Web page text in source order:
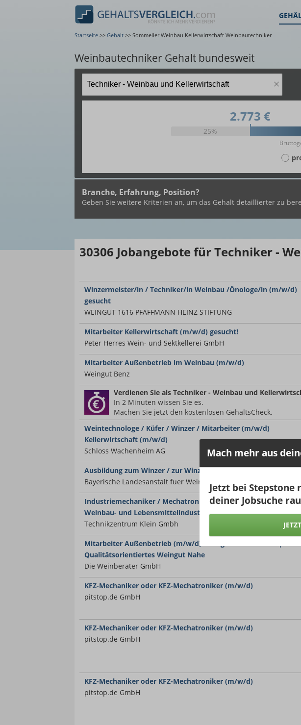
Startseite >> Gehalt >> Sommelier Weinbau Kellerwirtschaft Weinbautechniker
Weinbautechniker Gehalt bundesweit
×
2.773 €
25%
Branche, Erfahrung, Position?
Geben Sie weitere Kriterien an, um das Gehalt detaillierter zu
30306 Jobangebotefür Techniker -
Winzermeister/in / Techniker/in Weinbau /Önologe/in (m/w/d)
gesucht
WEINGUT 1616 PFAFFMANN HEINZ STIFTUNG
Mitarbeiter Kellerwirtschaft (m/w/d) gesucht!
Peter Herres Wein- und Sektkellerei GmbH
Mitarbeiter Außenbetrieb im Weinbau (m/w/d)
Weingut Benz
Verdienen Sie als Techniker - Weinbau und
In 2 Minuten wissen Sie es.
Machen Sie jetzt den kostenlosen GehaltsCheck.
Weintechnologe / Küfer / Winzer / Mitarbeiter (m/w/d)
Kellerwirtschaft (m/w/d)
Schloss Wachenheim AG
Ausbildung zum Winzer / zur Winzerin (w/m/d), Fachrichtung
Bayerische Landesanstalt fuer Wein und Gartenbau
Industriemechaniker / Mechatroniker (m/w/d) für Anlagen in
Weinbau- und Lebensmittelindustrie
Technikzentrum Klein Gmbh
Mitarbeiter Außenbetrieb (m/w/d) Biologischer Weinbau |
Qualitätsorientiertes Weingut Nahe
Die Weinberater GmbH
KFZ-Mechaniker oder KFZ-Mechatroniker (m/w/d)
pitstop.de GmbH
KFZ-Mechaniker oder KFZ-Mechatroniker (m/w/d)
pitstop.de GmbH
KFZ-Mechaniker oder KFZ-Mechatroniker (m/w/d)
pitstop.de GmbH
Mach mehr aus
Jetzt bei Stepstone
deiner Jobsuche